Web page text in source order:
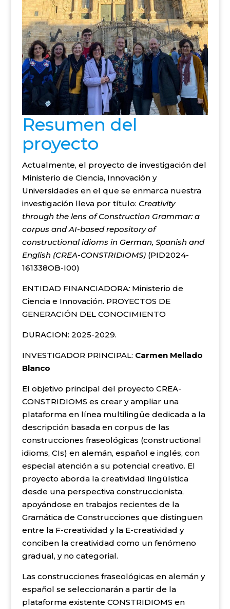
Resumen del
proyecto
Actualmente, el proyecto de investigación del
Ministerio de Ciencia, Innovación y
Universidades en el que se enmarca nuestra
investigación lleva por título: Creativity
through the lens of Construction Grammar: a
corpus and AI-based repository of
constructional idioms in German, Spanish and
English (CREA-CONSTRIDIOMS)(PID2024-
161338OB-I00)
ENTIDAD FINANCIADORA:Ministerio de
Ciencia e Innovación. PROYECTOS DE
GENERACIÓN DEL CONOCIMIENTO
DURACION: 2025-2029.
INVESTIGADOR PRINCIPAL: Carmen Mellado
Blanco
El objetivo principal del proyecto CREA-
CONSTRIDIOMS es crear y ampliar una
plataforma en línea multilingüe dedicada a la
descripción basada en corpus de las
construcciones fraseológicas (constructional
idioms, CIs) en alemán, español e inglés, con
especial atención a su potencial creativo. El
proyecto aborda la creatividad lingüística
desde una perspectiva construccionista,
apoyándose en trabajos recientes de la
Gramática de Construcciones que distinguen
entre la F-creatividad y la E-creatividad y
conciben la creatividad como un fenómeno
gradual, y no categorial.
Las construcciones fraseológicas en alemán y
español se seleccionarán a partir de la
plataforma existente CONSTRIDIOMS en